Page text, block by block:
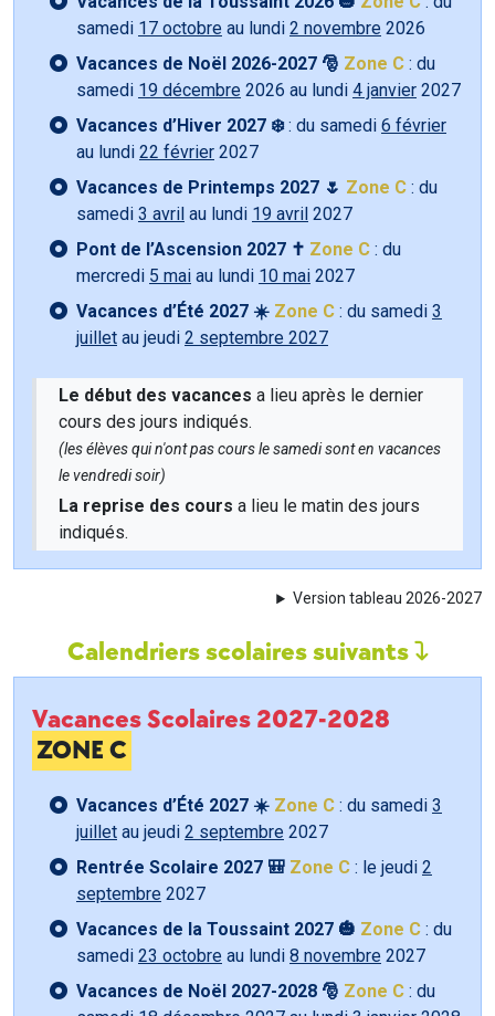
samedi 17 octobre au lundi 2 novembre 2026
Vacances de Noël 2026-2027 🎅 Zone C : du
samedi 19 décembre 2026 au lundi 4 janvier 2027
Vacances d’Hiver 2027 ❄️: du samedi 6 février
au lundi 22 février 2027
Vacances de Printemps 2027 🌷 Zone C : du
samedi 3 avril au lundi 19 avril 2027
Pont de l’Ascension 2027 ✝️ Zone C : du
mercredi 5 mai au lundi 10 mai 2027
Vacances d’Été 2027 ☀️ Zone C : du samedi 3
juillet au jeudi 2 septembre 2027
Le début des vacances a lieu après le dernier
cours des jours indiqués.
(les élèves qui n'ont pas cours le samedi sont en vacances
le vendredi soir)
La reprise des cours a lieu le matin des jours
indiqués.
Version tableau 2026-2027
Calendriers scolaires suivants
Vacances Scolaires 2027-2028
ZONE C
Vacances d’Été 2027 ☀️ Zone C : du samedi 3
juillet au jeudi 2 septembre 2027
Rentrée Scolaire 2027 🎒 Zone C : le jeudi 2
septembre 2027
Vacances de la Toussaint 2027 🎃 Zone C : du
samedi 23 octobre au lundi 8 novembre 2027
Vacances de Noël 2027-2028 🎅 Zone C : du